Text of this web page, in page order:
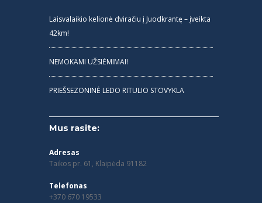
Laisvalaikio kelionė dviračiu į Juodkrantę – įveikta
42km!
NEMOKAMI UŽSIĖMIMAI!
PRIEŠSEZONINĖ LEDO RITULIO STOVYKLA
Mus rasite:
Adresas
Taikos pr. 61, Klaipėda 91182
Telefonas
+370 670 19533